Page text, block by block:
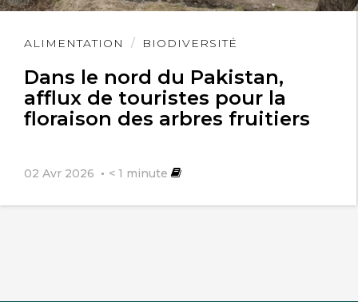
ALIMENTATION BIODIVERSITÉ
Dans le nord du Pakistan,
afflux de touristes pour la
floraison des arbres fruitiers
02 Avr 2026 < 1 minute
Lire